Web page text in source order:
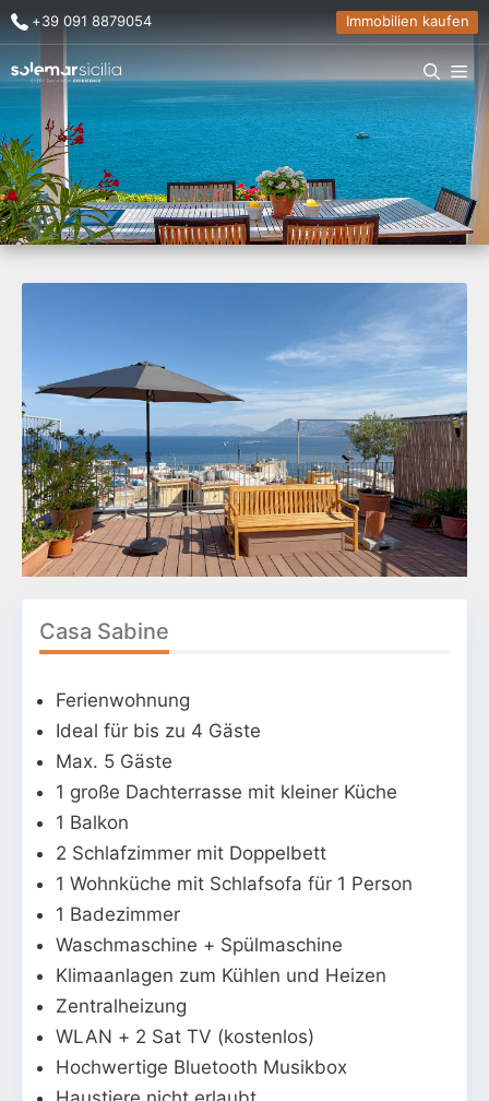
+39 091 8879054 Immobilien kaufen
Casa Sabine
Ferienwohnung
Ideal für bis zu 4 Gäste
Max. 5 Gäste
1 große Dachterrasse mit kleiner Küche
1 Balkon
2 Schlafzimmer mit Doppelbett
1 Wohnküche mit Schlafsofa für 1 Person
1 Badezimmer
Waschmaschine + Spülmaschine
Klimaanlagen zum Kühlen und Heizen
Zentralheizung
WLAN + 2 Sat TV (kostenlos)
Hochwertige Bluetooth Musikbox